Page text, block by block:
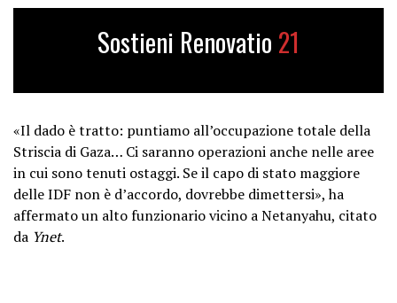
Sostieni Renovatio 21
«Il dado è tratto: puntiamo all’occupazione totale della
Striscia di Gaza… Ci saranno operazioni anche nelle aree
in cui sono tenuti ostaggi. Se il capo di stato maggiore
delle IDF non è d’accordo, dovrebbe dimettersi», ha
affermato un alto funzionario vicino a Netanyahu, citato
da Ynet.